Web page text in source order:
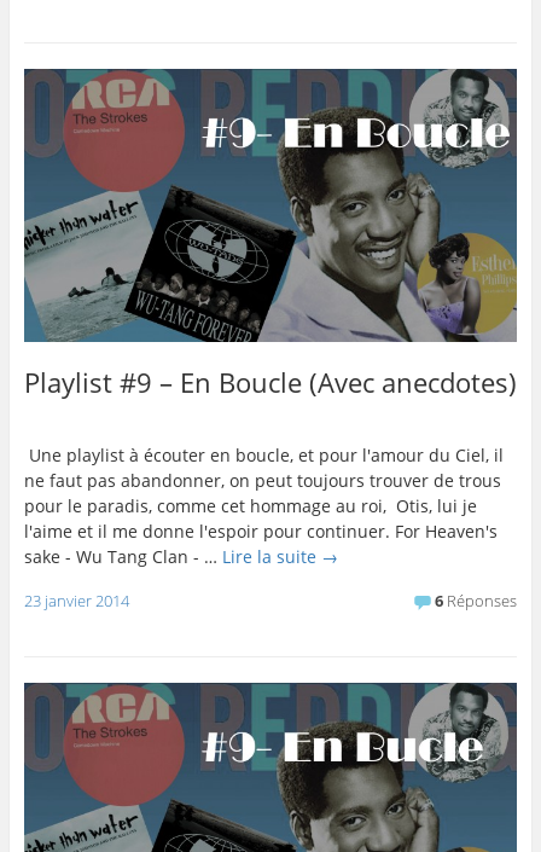
Playlist #9 – En Boucle (Avec anecdotes)
Une playlist à écouter en boucle, et pour l'amour du Ciel, il
ne faut pas abandonner, on peut toujours trouver de trous
pour le paradis, comme cet hommage au roi, Otis, lui je
l'aime et il me donne l'espoir pour continuer. For Heaven's
sake - Wu Tang Clan - … Lire la suite →
23 janvier 2014 6 Réponses